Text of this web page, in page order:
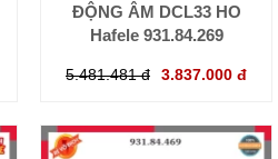
ĐỘNG ÂM DCL33 HO
Hafele 931.84.269
5.481.481 đ 3.837.000 đ